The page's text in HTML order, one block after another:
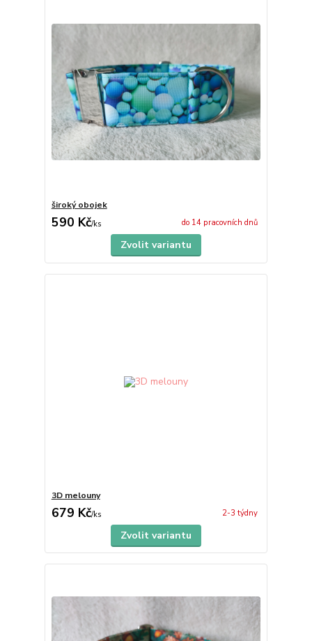
široký obojek
590 Kč/ks do 14 pracovních dnů
Zvolit variantu
3D melouny
679 Kč/ks 2-3 týdny
Zvolit variantu